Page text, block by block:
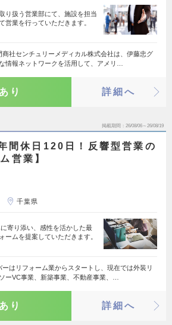
り扱う営業部にて、施設を担当
営業を行っていただきます。
商社センチュリーメディカル株式会社は、伊藤忠グ
情報ネットワークを活用して、アメリ…
り 詳細へ
掲載期間 26/08/06～26/08/19
間休日120日！反響型営業の
営業】
千葉県
寄り添い、感性を活かした最
ームを提案していただきます。
ーはリフォーム業からスタートし、現在では外装リ
ーVC事業、新築事業、不動産事業、…
り 詳細へ